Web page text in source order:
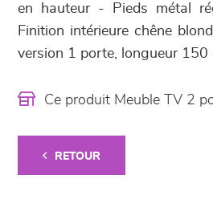
en hauteur - Pieds métal
Finition intérieure chêne
version 1 porte, longueur
Ce produit Meuble TV 2
RETOUR